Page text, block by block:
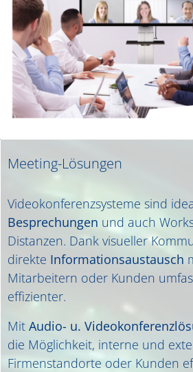
Meeting-Lösungen
Videokonferenzsysteme sind
Besprechungen und auch
Distanzen. Dank visueller
direkte Informationsaustausch
Mitarbeitern oder Kunden
effizienter.
Mit Audio- u.
die Möglichkeit, interne und
Firmenstandorte oder Kunden